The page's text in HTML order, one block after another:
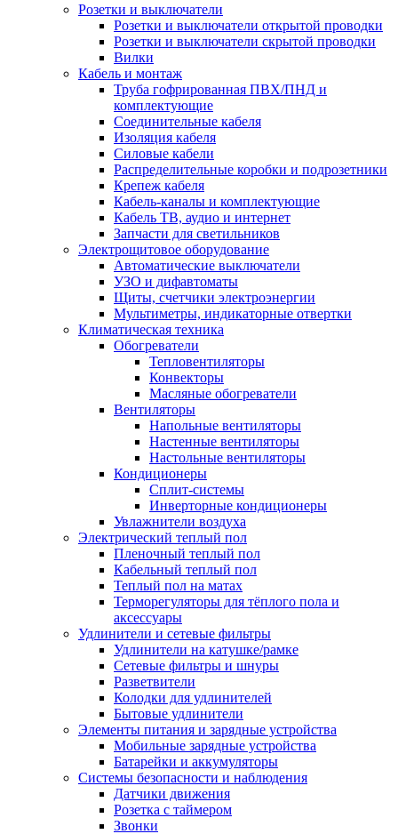
Розетки и выключатели
Розетки и выключатели открытой проводки
Розетки и выключатели скрытой проводки
Вилки
Кабель и монтаж
Труба гофрированная ПВХ/ПНД и
комплектующие
Соединительные кабеля
Изоляция кабеля
Силовые кабели
Распределительные коробки и подрозетники
Крепеж кабеля
Кабель-каналы и комплектующие
Кабель ТВ, аудио и интернет
Запчасти для светильников
Электрощитовое оборудование
Автоматические выключатели
УЗО и дифавтоматы
Щиты, счетчики электроэнергии
Мультиметры, индикаторные отвертки
Климатическая техника
Обогреватели
Тепловентиляторы
Конвекторы
Масляные обогреватели
Вентиляторы
Напольные вентиляторы
Настенные вентиляторы
Настольные вентиляторы
Кондиционеры
Сплит-системы
Инверторные кондиционеры
Увлажнители воздуха
Электрический теплый пол
Пленочный теплый пол
Кабельный теплый пол
Теплый пол на матах
Терморегуляторы для тёплого пола и
аксессуары
Удлинители и сетевые фильтры
Удлинители на катушке/рамке
Сетевые фильтры и шнуры
Разветвители
Колодки для удлинителей
Бытовые удлинители
Элементы питания и зарядные устройства
Мобильные зарядные устройства
Батарейки и аккумуляторы
Системы безопасности и наблюдения
Датчики движения
Розетка с таймером
Звонки